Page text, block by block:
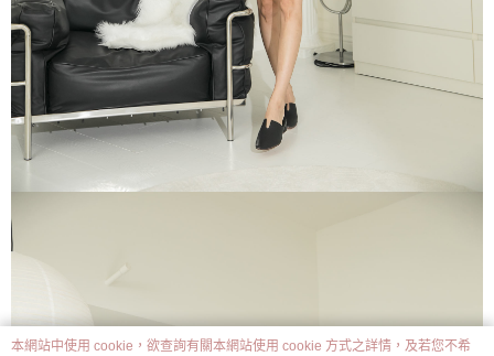
本網站中使用 cookie，欲查詢有關本網站使用 cookie 方式之詳情，及若您不希